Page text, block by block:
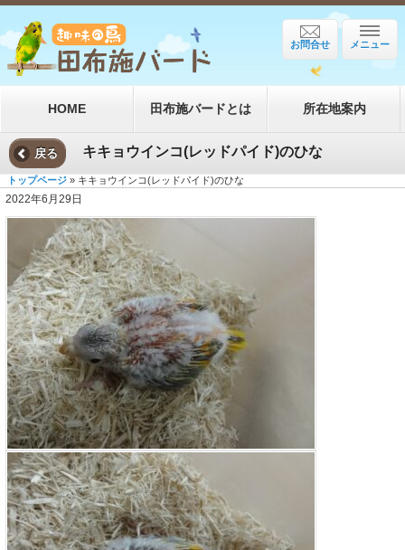
メニュー
お問合せ
HOME 田布施バードとは 所在地案内
戻る キキョウインコ(レッドパイド)のひな
トップページ » キキョウインコ(レッドパイド)のひな
2022年6月29日